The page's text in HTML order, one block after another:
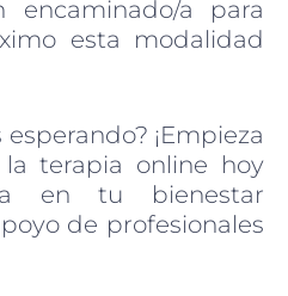
encaminado/a para
esta modalidad
¡Empieza
terapia online hoy
en tu bienestar
de profesionales